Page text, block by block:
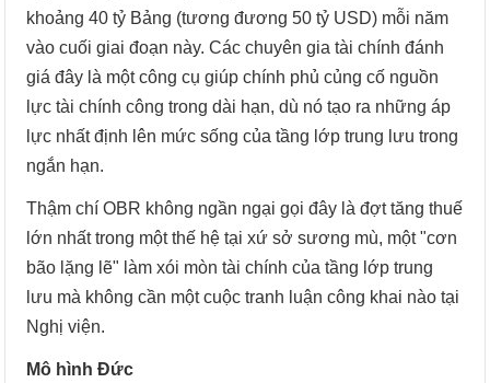
khoảng 40 tỷ Bảng (tương đương 50 tỷ USD) mỗi năm
vào cuối giai đoạn này. Các chuyên gia tài chính đánh
giá đây là một công cụ giúp chính phủ củng cố nguồn
lực tài chính công trong dài hạn, dù nó tạo ra những áp
lực nhất định lên mức sống của tầng lớp trung lưu trong
ngắn hạn.
Thậm chí OBR không ngần ngại gọi đây là đợt tăng thuế
lớn nhất trong một thế hệ tại xứ sở sương mù, một "cơn
bão lặng lẽ" làm xói mòn tài chính của tầng lớp trung
lưu mà không cần một cuộc tranh luận công khai nào tại
Nghị viện.
Mô hình Đức